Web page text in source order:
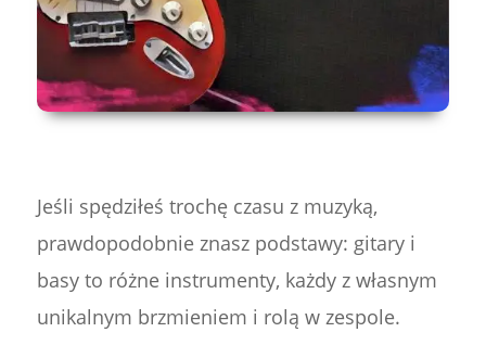
Jeśli spędziłeś trochę czasu z muzyką,
prawdopodobnie znasz podstawy: gitary i
basy to różne instrumenty, każdy z własnym
unikalnym brzmieniem i rolą w zespole.